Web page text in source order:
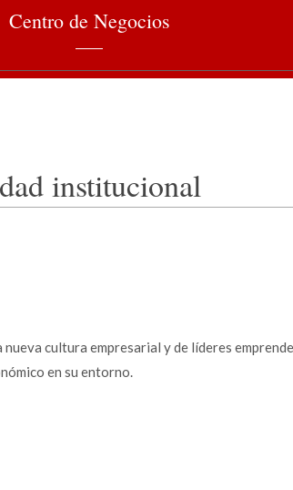
Centro de Negocios
institucional
nueva cultura empresarial y de líderes
en su entorno.